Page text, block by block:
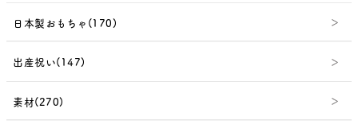
日本製おもちゃ(170)
出産祝い(147)
素材(270)